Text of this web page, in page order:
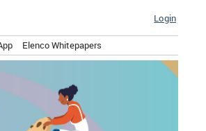
Login
Elenco Whitepapers